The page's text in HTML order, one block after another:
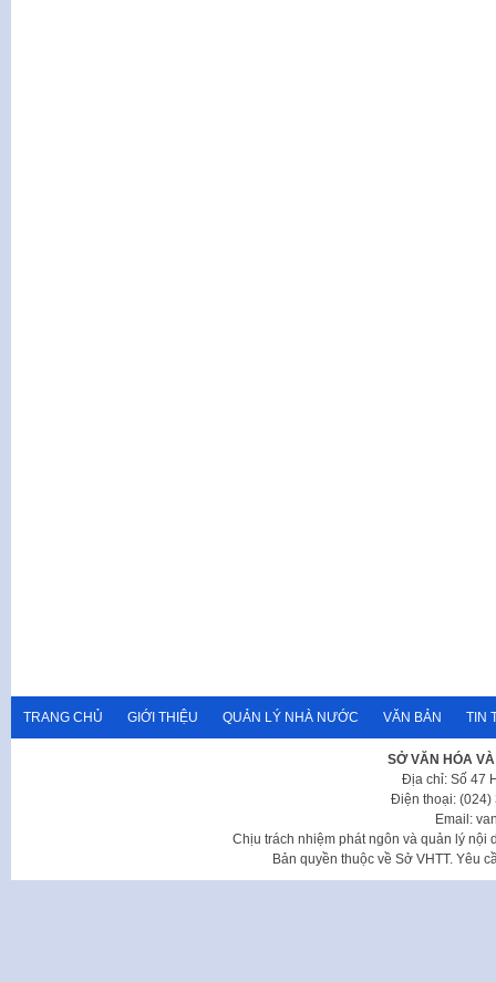
TRANG CHỦ GIỚI THIỆU QUẢN LÝ NHÀ NƯỚC VĂN BẢN TIN
SỞ VĂN HÓA
Địa chỉ: Số 47
Điện thoại: (024)
Email:
Chịu trách nhiệm phát ngôn và quản lý nội
Bản quyền thuộc về Sở VHTT. Yêu